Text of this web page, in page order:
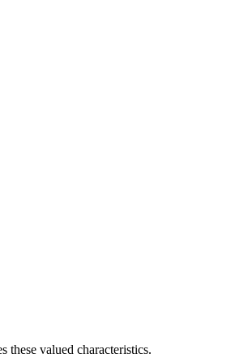
these valued characteristics.